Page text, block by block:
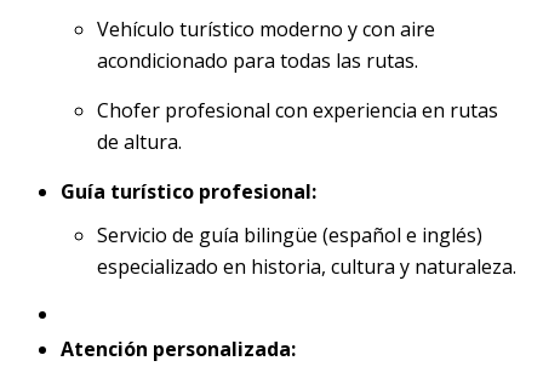
Vehículo turístico moderno y con aire
acondicionado para todas las rutas.
Chofer profesional con experiencia en rutas
de altura.
Guía turístico profesional:
Servicio de guía bilingüe (español e inglés)
especializado en historia, cultura y naturaleza.
Atención personalizada: